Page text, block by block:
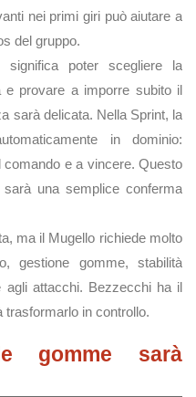
nei primi giri può aiutare a
del gruppo.
significa poter scegliere la
e provare a imporre subito il
sarà delicata. Nella Sprint, la
in dominio:
e a vincere. Questo
una semplice conferma
ma il Mugello richiede molto
gestione gomme, stabilità
agli attacchi. Bezzecchi ha il
trasformarlo in controllo.
gomme sarà